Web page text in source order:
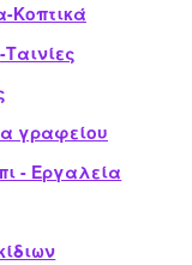
Κοπτικά
γραφείου
- Εργαλεία